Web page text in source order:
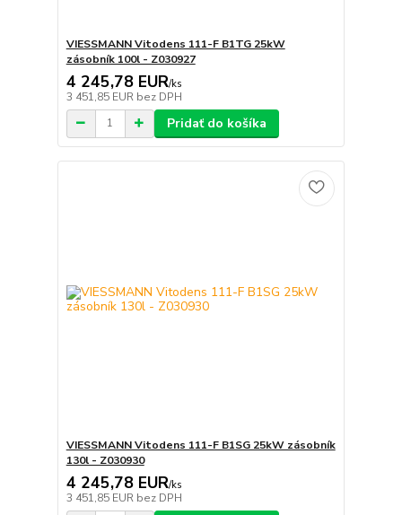
VIESSMANN Vitodens 111-F B1TG 25kW
zásobník 100l - Z030927
4 245,78 EUR/ks
3 451,85 EUR bez DPH
Pridať do košíka
VIESSMANN Vitodens 111-F B1SG 25kW zásobník
130l - Z030930
4 245,78 EUR/ks
3 451,85 EUR bez DPH